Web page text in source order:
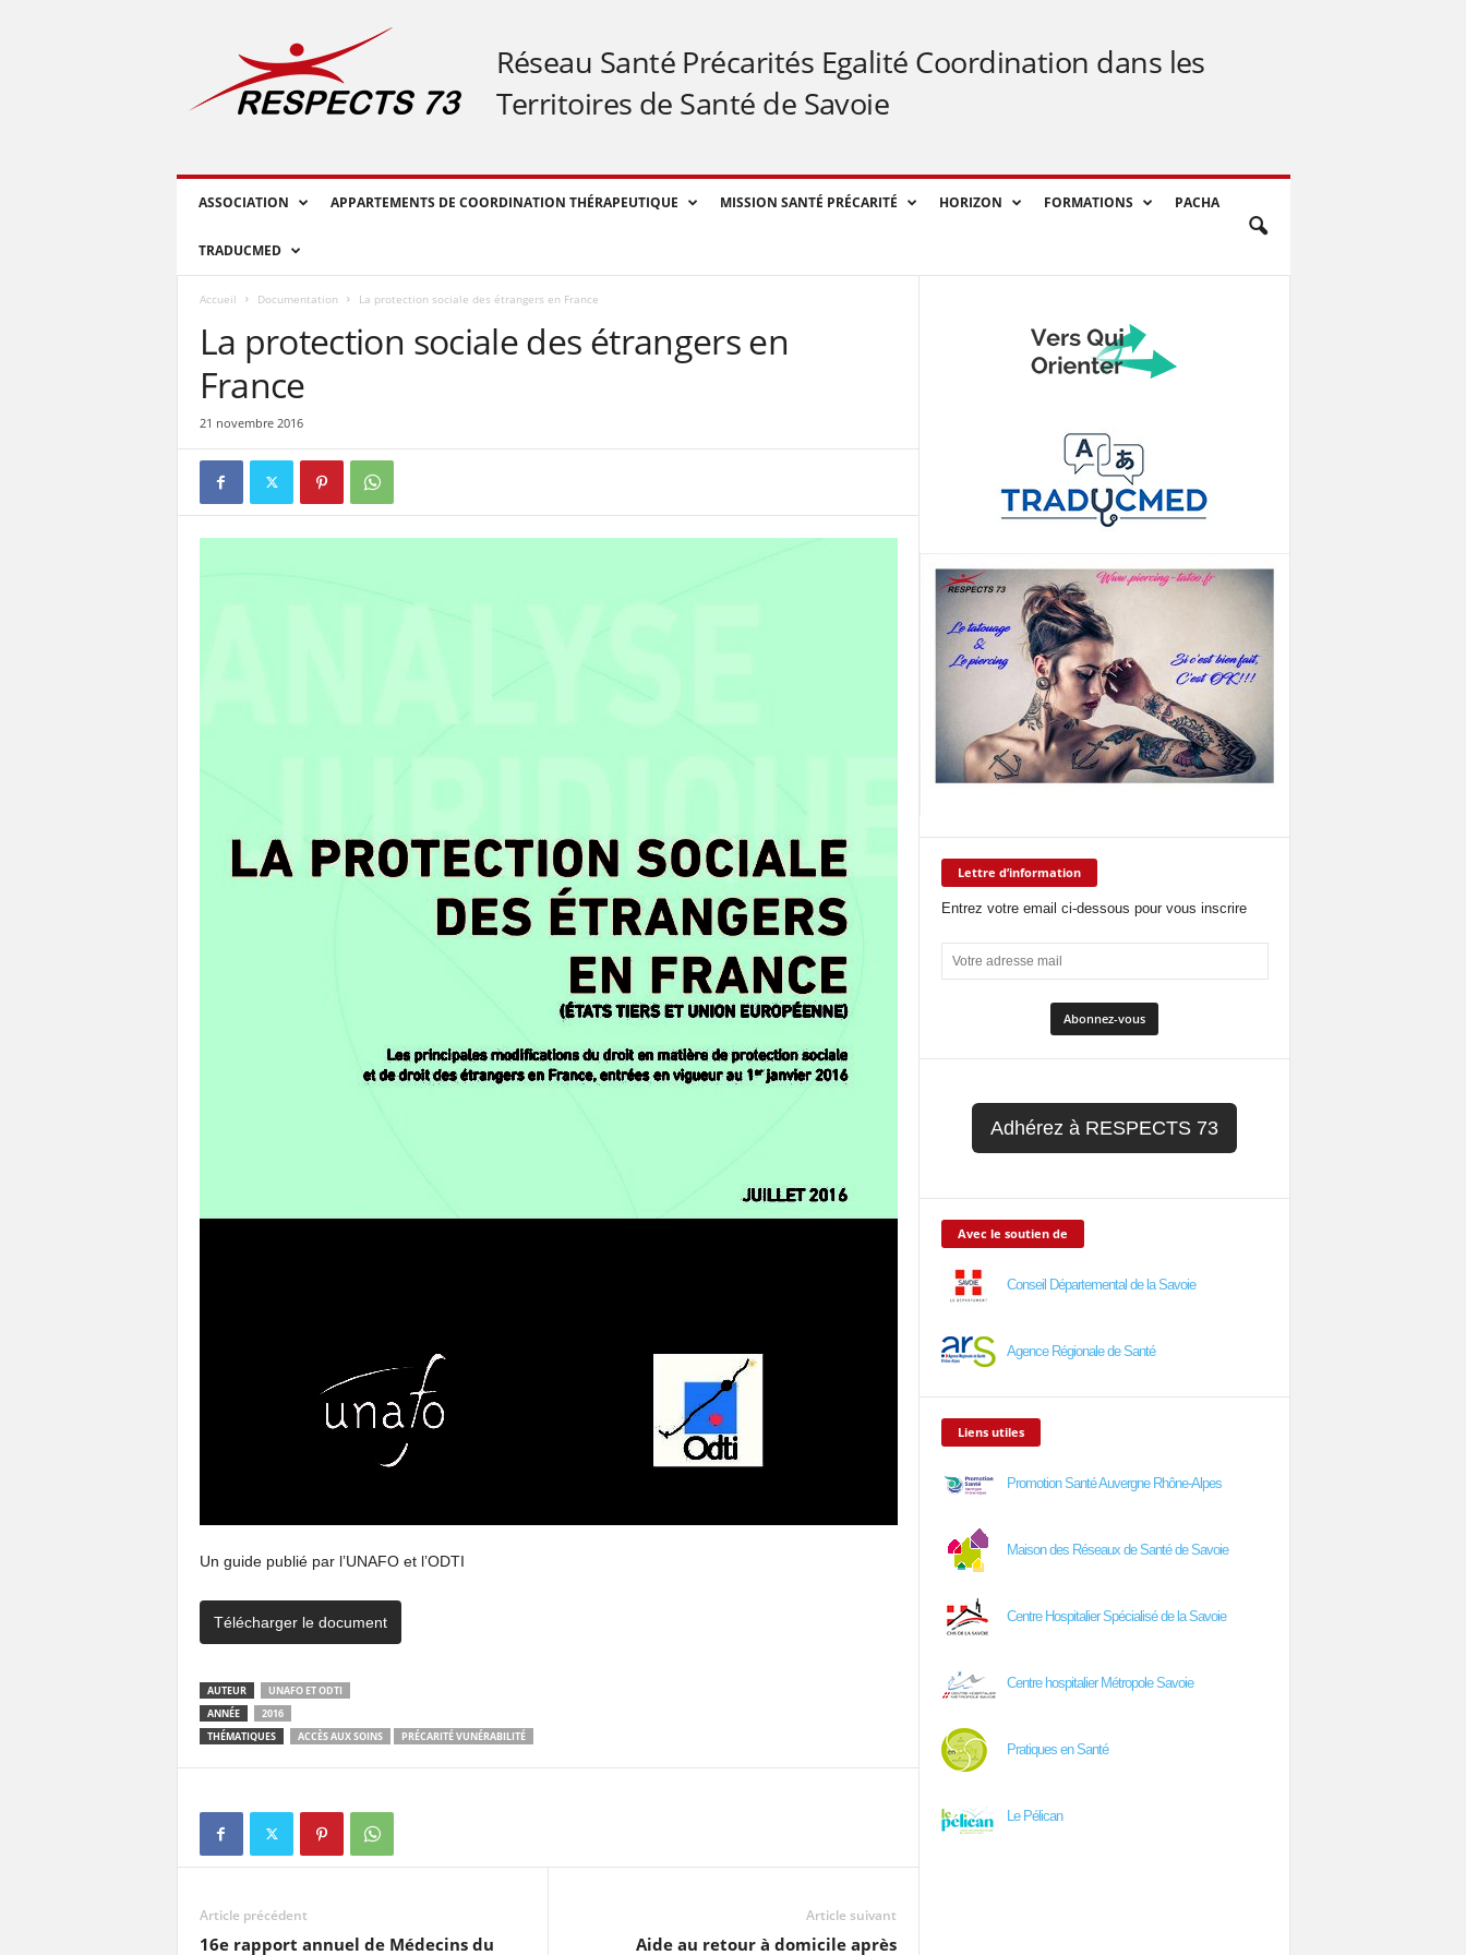
S
Réseau Santé Précarités Egalité Coordination dans les
Territoires de Santé de Savoie
ASSOCIATION APPARTEMENTS DE COORDINATION THÉRAPEUTIQUE MISSION SANTÉ PRÉCARITÉ HORIZON FORMATIONS PACHA
TRADUCMED
Accueil Documentation La protection sociale des étrangers en France
La protection sociale des étrangers en
France
21 novembre 2016
Un guide publié par l’UNAFO et l’ODTI
Télécharger le document
AUTEUR
UNAFO ET ODTI
ANNÉE
2016
THÉMATIQUES
ACCÈS AUX SOINS PRÉCARITÉ VUNÉRABILITÉ
Article précédent
16e rapport annuel de Médecins du
Article suivant
Aide au retour à domicile après
Lettre d’information
Entrez votre email ci-dessous pour vous inscrire
Adhérez à RESPECTS 73
Avec le soutien de
Conseil Départemental de la Savoie
Agence Régionale de Santé
Liens utiles
Promotion Santé Auvergne Rhône-Alpes
Maison des Réseaux de Santé de Savoie
Centre Hospitalier Spécialisé de la Savoie
Centre hospitalier Métropole Savoie
Pratiques en Santé
Le Pélican